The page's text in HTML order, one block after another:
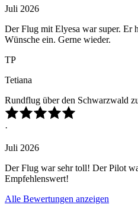
Juli 2026
Der Flug mit Elyesa war super. Er
Wünsche ein. Gerne wieder.
TP
Tetiana
Rundflug über den Schwarzwald
·
Juli 2026
Der Flug war sehr toll! Der Pilot
Empfehlenswert!
Alle Bewertungen anzeigen